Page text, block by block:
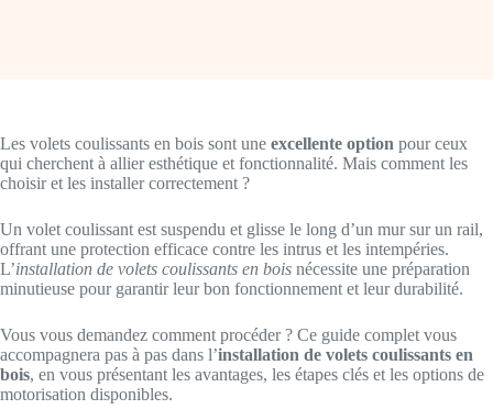
Les volets coulissants en bois sont une excellente option pour ceux
qui cherchent à allier esthétique et fonctionnalité. Mais comment les
choisir et les installer correctement ?
Un volet coulissant est suspendu et glisse le long d’un mur sur un rail,
offrant une protection efficace contre les intrus et les intempéries.
L’installation de volets coulissants en bois nécessite une préparation
minutieuse pour garantir leur bon fonctionnement et leur durabilité.
Vous vous demandez comment procéder ? Ce guide complet vous
accompagnera pas à pas dans l’installation de volets coulissants en
bois, en vous présentant les avantages, les étapes clés et les options de
motorisation disponibles.